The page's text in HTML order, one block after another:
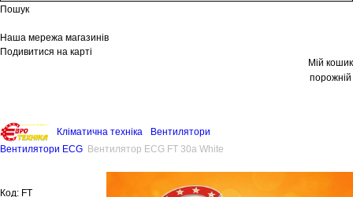
Пошук
Наша мережа магазинів
Подивитися на карті
Мій кошик
порожній
Кліматична техніка
Вентилятори
Вентилятори ECG Вентилятор ECG FT 30a White
Код: FT